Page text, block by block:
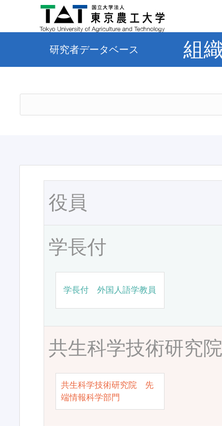
研究者データベース 組
役員
学長付
学長付 外国人語学教員
共生科学技術研究
共生科学技術研究院 先
端情報科学部門